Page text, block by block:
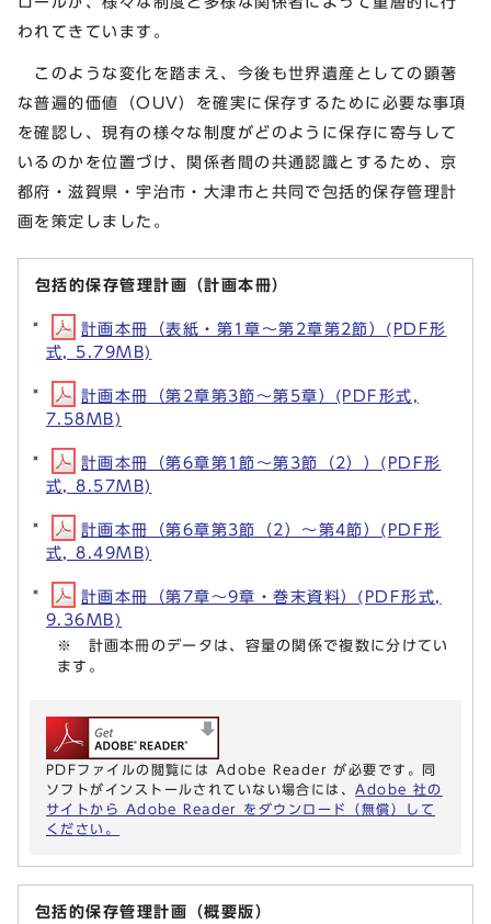
われてきています。
このような変化を踏まえ、今後も世界遺産としての顕著
な普遍的価値（OUV）を確実に保存するために必要な事項
を確認し、現有の様々な制度がどのように保存に寄与して
いるのかを位置づけ、関係者間の共通認識とするため、京
都府・滋賀県・宇治市・大津市と共同で包括的保存管理計
画を策定しました。
包括的保存管理計画（計画本冊）
計画本冊（表紙・第1章～第2章第2節）(PDF形
式, 5.79MB)
計画本冊（第2章第3節～第5章）(PDF形式,
7.58MB)
計画本冊（第6章第1節～第3節（2））(PDF形
式, 8.57MB)
計画本冊（第6章第3節（2）～第4節）(PDF形
式, 8.49MB)
計画本冊（第7章～9章・巻末資料）(PDF形式,
9.36MB)
※ 計画本冊のデータは、容量の関係で複数に分けてい
ます。
PDFファイルの閲覧には Adobe Reader が必要です。同
ソフトがインストールされていない場合には、 Adobe 社の
サイトから Adobe Reader をダウンロード（無償）して
ください。
包括的保存管理計画（概要版）